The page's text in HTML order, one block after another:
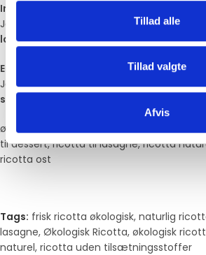
Tillad alle
Tillad valgte
Afvis
Indeholder den laktose?
Ja – som alle friske mælkeprodukter
laktose.
Er 150 g nok til en opskrift?
Ja – den passer tilmindre retter, fyld til
små desserter
økologisk ricotta, ricotta naturel, frisk
til dessert, ricotta til lasagne, ricotta
ricotta ost
Tags: frisk ricotta økologisk, naturlig
lasagne, Økologisk Ricotta, økologisk
naturel, ricotta uden tilsætningsstoffer